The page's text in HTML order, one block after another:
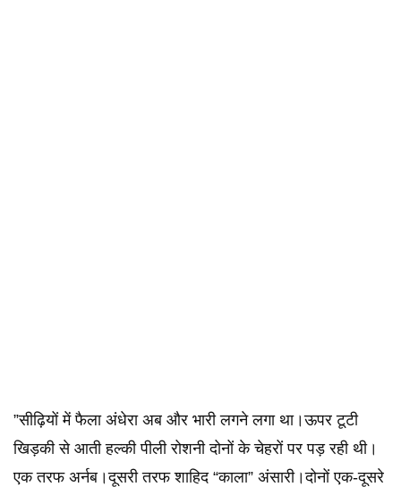
”सीढ़ियों में फैला अंधेरा अब और भारी लगने लगा था।ऊपर टूटी
खिड़की से आती हल्की पीली रोशनी दोनों के चेहरों पर पड़ रही थी।
एक तरफ अर्नब।दूसरी तरफ शाहिद “काला” अंसारी।दोनों एक-दूसरे